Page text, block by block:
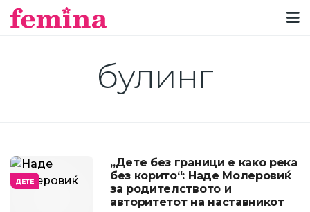
булинг
ДЕТЕ
„Дете без граници е како река
без корито“: Наде Молеровиќ
за родителството и
авторитетот на наставникот